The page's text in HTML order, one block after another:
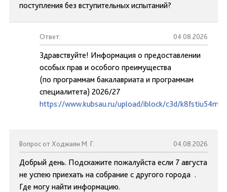
поступления без вступительных испытаний?
Ответ: 04.08.2026
Здравствуйте! Информация о предоставлении
особых прав и особого преимущества
(по программам бакалавриата и программам
специалитета) 2026/27
https://www.kubsau.ru/upload/iblock/c3d/
Вопрос от Ходжаян М. Г. 04.08.2026
Добрый день. Подскажите пожалуйста если 7 августа
не успею приехать на собрание с другого города .
Где могу найти информацию.